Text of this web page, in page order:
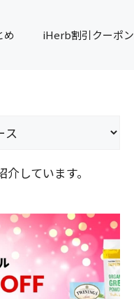
め iHerb割引クーポン
しています。